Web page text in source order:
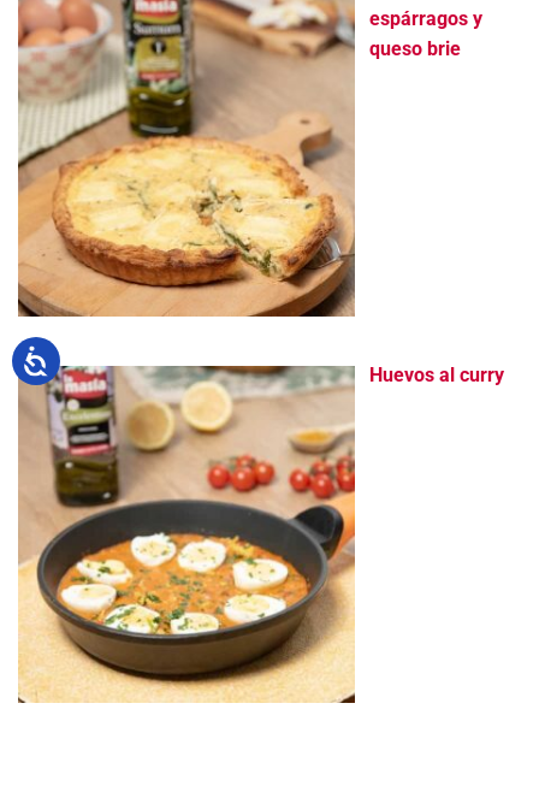
espárragos y
queso brie
Huevos al curry